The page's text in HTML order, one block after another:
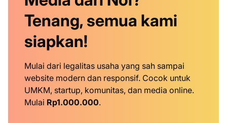
Tenang, semua kami
siapkan!
Mulai dari legalitas usaha yang sah sampai
website modern dan responsif. Cocok untuk
UMKM, startup, komunitas, dan media online.
Mulai Rp1.000.000.